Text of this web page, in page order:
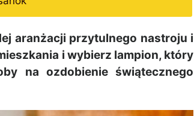
aranżacji przytulnego nastroju i
i wybierz lampion, który
na ozdobienie świątecznego